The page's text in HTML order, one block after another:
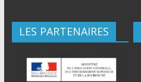
LES PARTENAIRES